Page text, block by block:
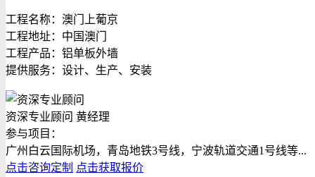
工程名称：澳门上葡京
工程地址：中国澳门
工程产品：铝单板外墙
提供服务：设计、生产、安装
资深专业顾问 黄经理
参与项目：
广州白云国际机场，青岛地铁3号线，宁波轨道交通1号线等...
点击咨询定制 点击获取报价